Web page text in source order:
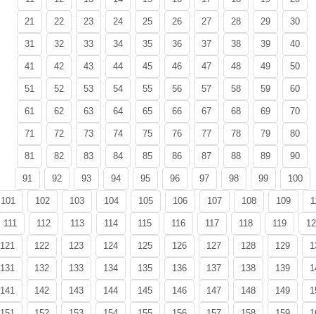
21 22 23 24 25 26 27 28 29 30
31 32 33 34 35 36 37 38 39 40
41 42 43 44 45 46 47 48 49 50
51 52 53 54 55 56 57 58 59 60
61 62 63 64 65 66 67 68 69 70
71 72 73 74 75 76 77 78 79 80
81 82 83 84 85 86 87 88 89 90
91 92 93 94 95 96 97 98 99 100
101 102 103 104 105 106 107 108 109
111 112 113 114 115 116 117 118 119
121 122 123 124 125 126 127 128 129
131 132 133 134 135 136 137 138 139
141 142 143 144 145 146 147 148 149